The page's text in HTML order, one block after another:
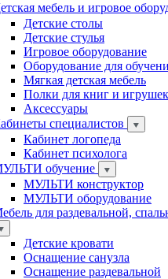
мебель и игровое
Детские столы
Детские стулья
Игровое оборудование
Оборудование для
Мягкая детская мебель
Полки для книг и игрушек
Аксессуары
специалистов
Кабинет логопеда
Кабинет психолога
обучение
МУЛЬТИ конструктор
МУЛЬТИ оборудование
для раздевальной,
Детские кровати
Оснащение санузла
Оснащение раздевальной